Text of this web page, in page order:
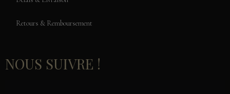
Retours & Remboursement
NOUS SUIVRE !